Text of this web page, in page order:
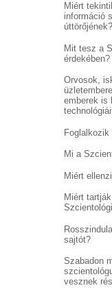
Miért
információ
úttörőjének?
Mit tesz a
érdekében?
Orvosok,
emberek is
Mi a
Miért
Miért
sajtót?
Szabadon
vesznek